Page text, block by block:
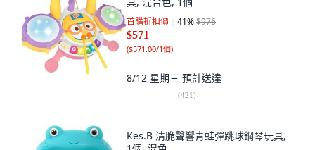
首購折扣價 41%$976
$571
($571.00/1個)
8/12 星期三 預計送達
(421)
Kes.B 清脆聲響青蛙彈跳球鋼琴玩具,